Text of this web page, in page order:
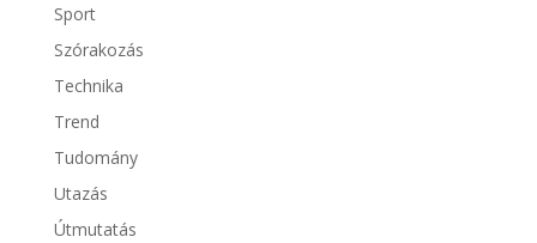
Sport
Szórakozás
Technika
Trend
Tudomány
Utazás
Útmutatás